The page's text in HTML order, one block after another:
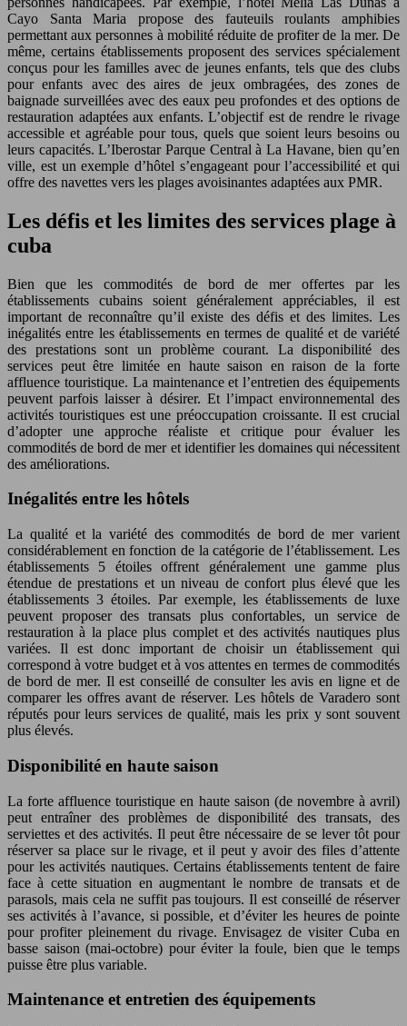
Cayo Santa Maria propose des fauteuils roulants amphibies
permettant aux personnes à mobilité réduite de profiter de la mer. De
même, certains établissements proposent des services spécialement
conçus pour les familles avec de jeunes enfants, tels que des clubs
pour enfants avec des aires de jeux ombragées, des zones de
baignade surveillées avec des eaux peu profondes et des options de
restauration adaptées aux enfants. L’objectif est de rendre le rivage
accessible et agréable pour tous, quels que soient leurs besoins ou
leurs capacités. L’Iberostar Parque Central à La Havane, bien qu’en
ville, est un exemple d’hôtel s’engageant pour l’accessibilité et qui
offre des navettes vers les plages avoisinantes adaptées aux PMR.
Les défis et les limites des services plage à
cuba
Bien que les commodités de bord de mer offertes par les
établissements cubains soient généralement appréciables, il est
important de reconnaître qu’il existe des défis et des limites. Les
inégalités entre les établissements en termes de qualité et de variété
des prestations sont un problème courant. La disponibilité des
services peut être limitée en haute saison en raison de la forte
affluence touristique. La maintenance et l’entretien des équipements
peuvent parfois laisser à désirer. Et l’impact environnemental des
activités touristiques est une préoccupation croissante. Il est crucial
d’adopter une approche réaliste et critique pour évaluer les
commodités de bord de mer et identifier les domaines qui nécessitent
des améliorations.
Inégalités entre les hôtels
La qualité et la variété des commodités de bord de mer varient
considérablement en fonction de la catégorie de l’établissement. Les
établissements 5 étoiles offrent généralement une gamme plus
étendue de prestations et un niveau de confort plus élevé que les
établissements 3 étoiles. Par exemple, les établissements de luxe
peuvent proposer des transats plus confortables, un service de
restauration à la place plus complet et des activités nautiques plus
variées. Il est donc important de choisir un établissement qui
correspond à votre budget et à vos attentes en termes de commodités
de bord de mer. Il est conseillé de consulter les avis en ligne et de
comparer les offres avant de réserver. Les hôtels de Varadero sont
réputés pour leurs services de qualité, mais les prix y sont souvent
plus élevés.
Disponibilité en haute saison
La forte affluence touristique en haute saison (de novembre à avril)
peut entraîner des problèmes de disponibilité des transats, des
serviettes et des activités. Il peut être nécessaire de se lever tôt pour
réserver sa place sur le rivage, et il peut y avoir des files d’attente
pour les activités nautiques. Certains établissements tentent de faire
face à cette situation en augmentant le nombre de transats et de
parasols, mais cela ne suffit pas toujours. Il est conseillé de réserver
ses activités à l’avance, si possible, et d’éviter les heures de pointe
pour profiter pleinement du rivage. Envisagez de visiter Cuba en
basse saison (mai-octobre) pour éviter la foule, bien que le temps
puisse être plus variable.
Maintenance et entretien des équipements